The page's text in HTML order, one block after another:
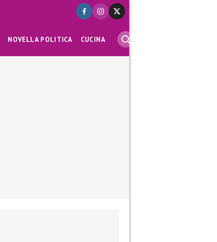
NOVELLA POLITICA CUCINA